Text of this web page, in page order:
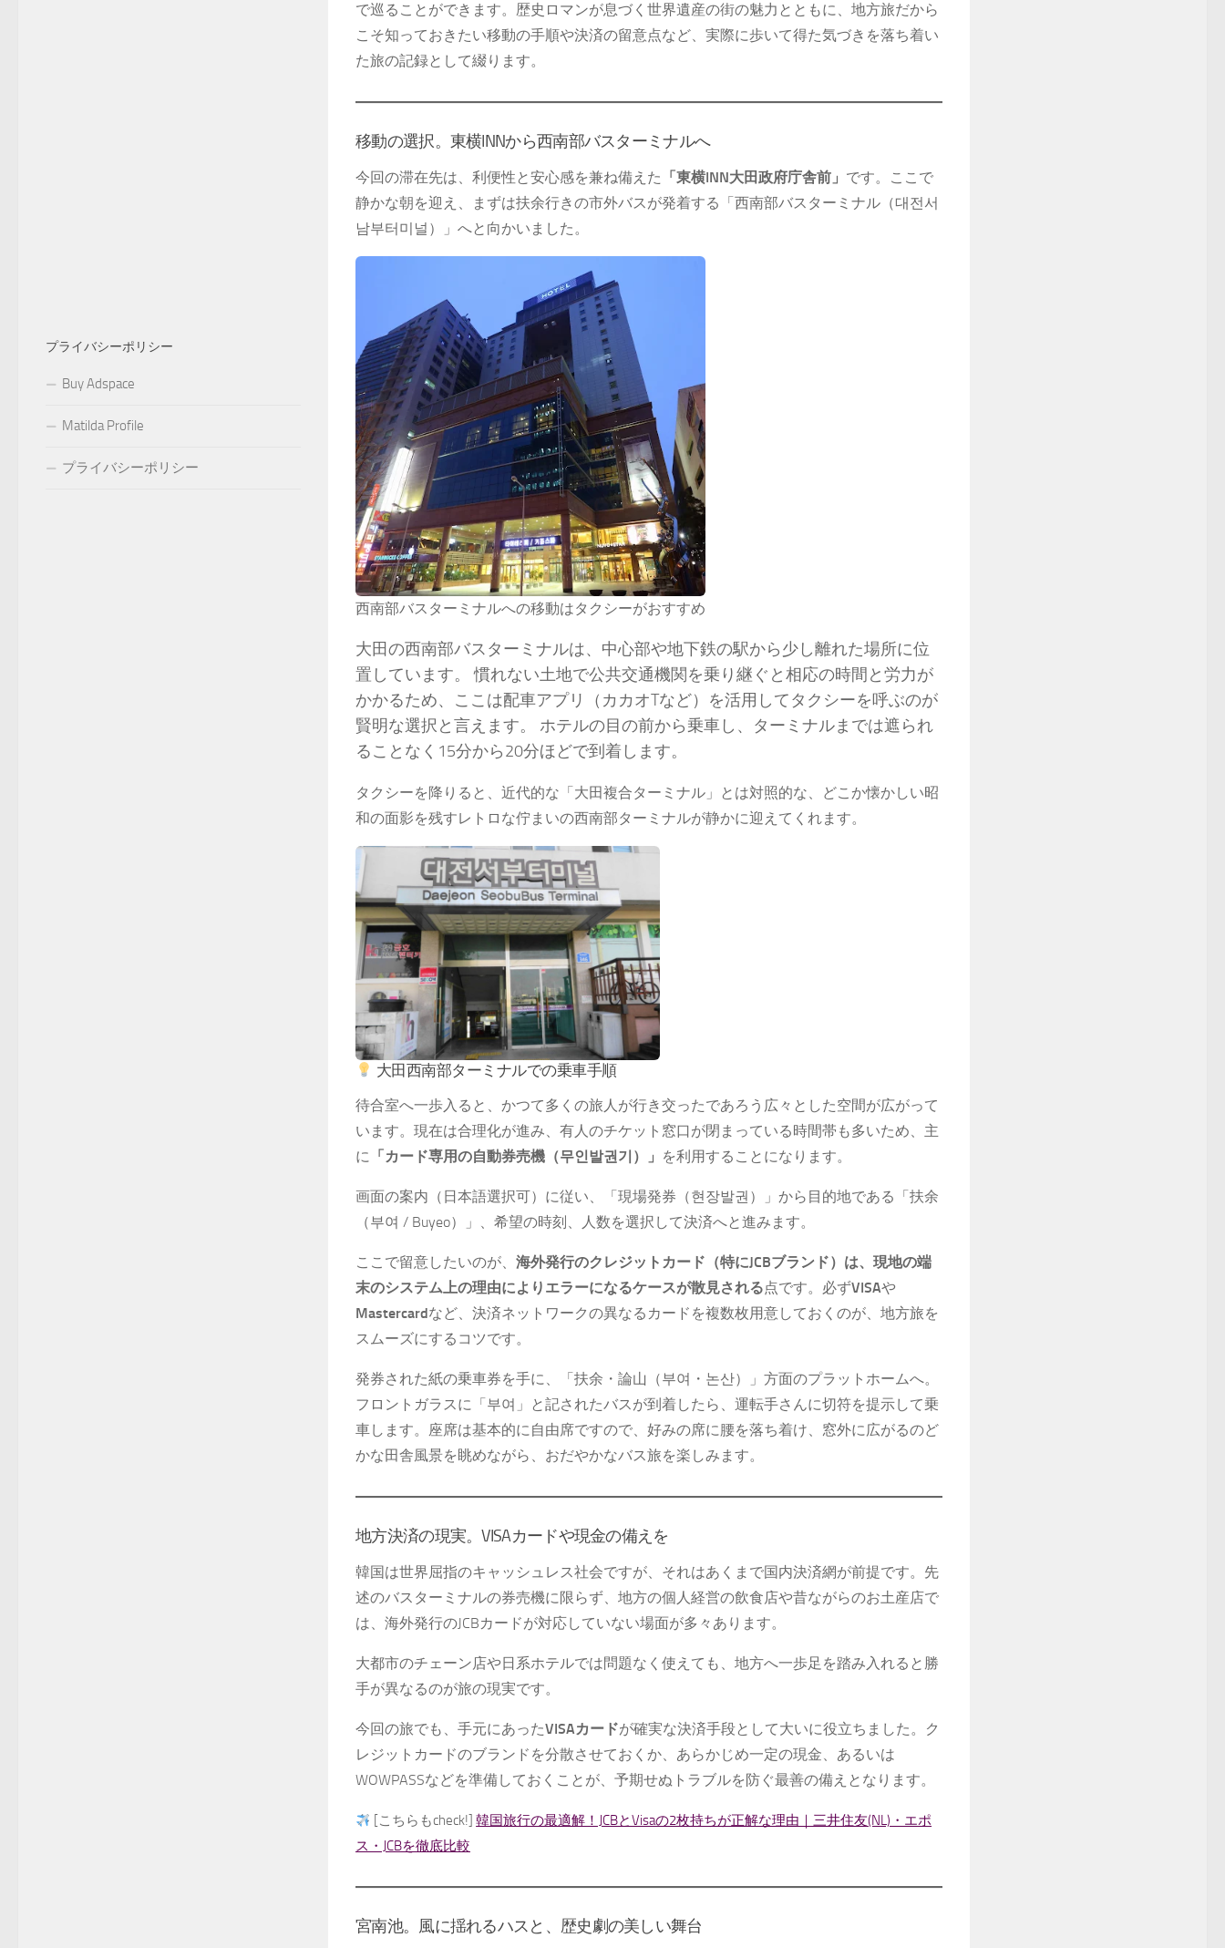
で巡ることができます。歴史ロマンが息づく世界遺産の街の魅力とともに、地方旅だから
こそ知っておきたい移動の手順や決済の留意点など、実際に歩いて得た気づきを落ち着い
た旅の記録として綴ります。
移動の選択。東横INNから西南部バスターミナルへ
今回の滞在先は、利便性と安心感を兼ね備えた 「東横INN大田政府庁舎前」 です。ここで
静かな朝を迎え、まずは扶余行きの市外バスが発着する「西南部バスターミナル（대전서
남부터미널）」へと向かいました。
西南部バスターミナルへの移動はタクシーがおすすめ
大田の西南部バスターミナルは、中心部や地下鉄の駅から少し離れた場所に位
置しています。 慣れない土地で公共交通機関を乗り継ぐと相応の時間と労力が
かかるため、ここは配車アプリ（カカオTなど）を活用してタクシーを呼ぶのが
賢明な選択と言えます。 ホテルの目の前から乗車し、ターミナルまでは遮られ
ることなく15分から20分ほどで到着します。
タクシーを降りると、近代的な「大田複合ターミナル」とは対照的な、どこか懐かしい昭
和の面影を残すレトロな佇まいの西南部ターミナルが静かに迎えてくれます。
大田西南部ターミナルでの乗車手順
待合室へ一歩入ると、かつて多くの旅人が行き交ったであろう広々とした空間が広がって
います。現在は合理化が進み、有人のチケット窓口が閉まっている時間帯も多いため、主
に 「カード専用の自動券売機（무인발권기）」 を利用することになります。
画面の案内（日本語選択可）に従い、「現場発券（현장발권）」から目的地である「扶余
（부여 / Buyeo）」、希望の時刻、人数を選択して決済へと進みます。
ここで留意したいのが、 海外発行のクレジットカード（特にJCBブランド）は、現地の端
末のシステム上の理由によりエラーになるケースが散見される点です。必ずVISAや
Mastercardなど、決済ネットワークの異なるカードを複数枚用意しておくのが、地方旅を
スムーズにするコツです。
発券された紙の乗車券を手に、「扶余・論山（부여・논산）」方面のプラットホームへ。
フロントガラスに「부여」と記されたバスが到着したら、運転手さんに切符を提示して乗
車します。座席は基本的に自由席ですので、好みの席に腰を落ち着け、窓外に広がるのど
かな田舎風景を眺めながら、おだやかなバス旅を楽しみます。
地方決済の現実。VISAカードや現金の備えを
韓国は世界屈指のキャッシュレス社会ですが、それはあくまで国内決済網が前提です。先
述のバスターミナルの券売機に限らず、地方の個人経営の飲食店や昔ながらのお土産店で
は、海外発行のJCBカードが対応していない場面が多々あります。
大都市のチェーン店や日系ホテルでは問題なく使えても、地方へ一歩足を踏み入れると勝
手が異なるのが旅の現実です。
今回の旅でも、手元にあったVISAカードが確実な決済手段として大いに役立ちました。ク
レジットカードのブランドを分散させておくか、あらかじめ一定の現金、あるいは
WOWPASSなどを準備しておくことが、予期せぬトラブルを防ぐ最善の備えとなります。
[こちらもcheck!]韓国旅行の最適解！JCBとVisaの2枚持ちが正解な理由｜三井住友(NL)・エポ
ス・JCBを徹底比較
宮南池。風に揺れるハスと、歴史劇の美しい舞台
プライバシーポリシー
Buy Adspace
Matilda Profile
プライバシーポリシー